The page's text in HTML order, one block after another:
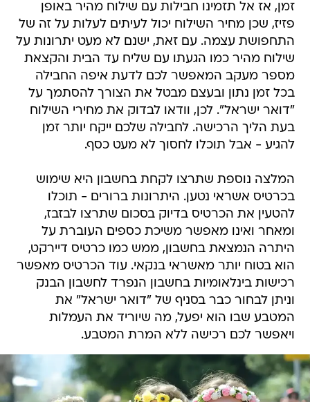
זמן, אז אל תזמינו חבילות עם שילוח מהיר באופן
פזיז, שכן מחיר השילוח יכול לעיתים לעלות על זה של
התחפושת עצמה. עם זאת, ישנם לא מעט יתרונות על
שילוח מהיר כמו הגעתו עם שליח עד הבית והקצאת
מספר מעקב המאפשר לכם לדעת איפה החבילה
בכל זמן נתון ובעצם מבטל את הצורך להסתמך על
"דואר ישראל". לכן, וודאו לבדוק את מחירי השילוח
בעת הליך הרכישה. לחבילה שלכם ייקח יותר זמן
להגיע - אבל תוכלו לחסוך לא מעט כסף.
המלצה נוספת שתרצו לקחת בחשבון היא שימוש
בכרטיס אשראי נטען. היתרונות ברורים - תוכלו
להטעין את הכרטיס בדיוק בסכום שתרצו לבזבז,
ומאחר ואינו מאפשר משיכת כספים העוברת על
היתרה הנמצאת בחשבון, ממש כמו כרטיס דיירקט,
הוא בטוח יותר מאשראי בנקאי. עוד הכרטיס מאפשר
רכישות בינלאומיות בחשבון הנפרד לחשבון הבנק
וניתן לבחור כבר בסניף של "דואר ישראל" את
המטבע שבו הוא יפעל, מה שיוריד את העמלות
ויאפשר לכם רכישה ללא המרת המטבע.